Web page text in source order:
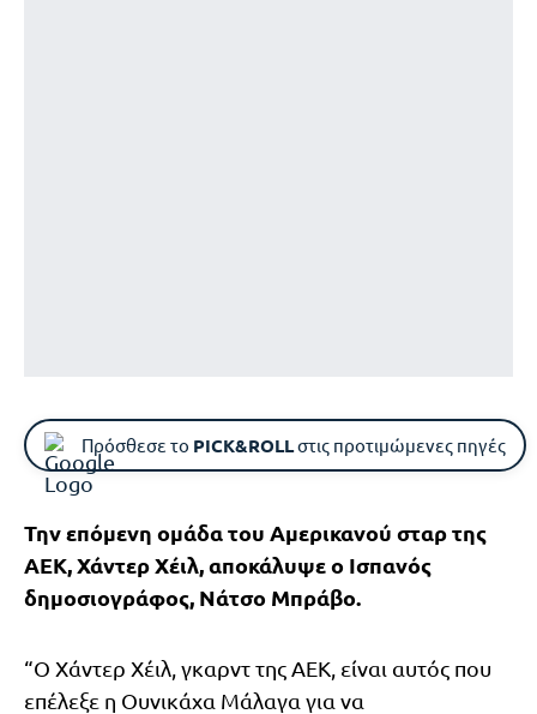
Πρόσθεσε το PICK&ROLLστις προτιμώμενες πηγές
Την επόμενη ομάδα του Αμερικανού σταρ της
ΑΕΚ, Χάντερ Χέιλ, αποκάλυψε ο Ισπανός
δημοσιογράφος, Νάτσο Μπράβο.
“Ο Χάντερ Χέιλ, γκαρντ της ΑΕΚ, είναι αυτός που
επέλεξε η Ουνικάχα Μάλαγα για να